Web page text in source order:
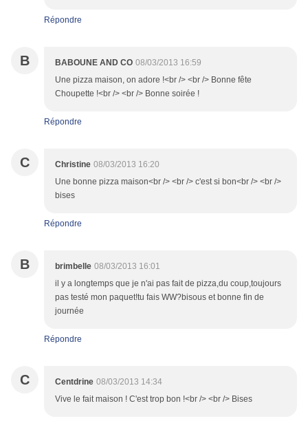
Répondre
B BABOUNE AND CO 08/03/2013 16:59
Une pizza maison, on adore !<br /> <br /> Bonne fête
Choupette !<br /> <br /> Bonne soirée !
Répondre
C Christine 08/03/2013 16:20
Une bonne pizza maison<br /> <br /> c'est si bon<br /> <br />
bises
Répondre
B brimbelle 08/03/2013 16:01
il y a longtemps que je n'ai pas fait de pizza,du coup,toujours
pas testé mon paquet!tu fais WW?bisous et bonne fin de
journée
Répondre
C Centdrine 08/03/2013 14:34
Vive le fait maison ! C'est trop bon !<br /> <br /> Bises